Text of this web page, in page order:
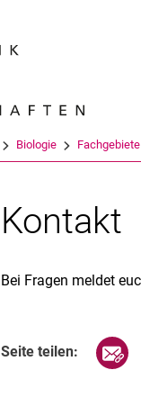
Biologie Fachgebiete
Kontakt
Bei Fragen meldet
Seite teilen: